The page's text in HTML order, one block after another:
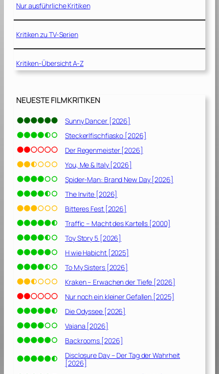
–
E
i
a
g
ü
i
m
m
e
r
2
0
2
0
]
Nur ausführliche Kritiken
Kritiken zu TV-Serien
Kritiken-Übersicht A-Z
NEUESTE FILMKRITIKEN
Sunny Dancer [2026]
Steckerlfischfiasko [2026]
Der Regenmeister [2026]
You, Me & Italy [2026]
Spider-Man: Brand New Day [2026]
The Invite [2026]
Bitteres Fest [2026]
Traffic – Macht des Kartells [2000]
Toy Story 5 [2026]
H wie Habicht [2025]
To My Sisters [2026]
Kraken – Erwachen der Tiefe [2026]
Nur noch ein kleiner Gefallen [2025]
Die Odyssee [2026]
Vaiana [2026]
Backrooms [2026]
Disclosure Day – Der Tag der Wahrheit
[2026]